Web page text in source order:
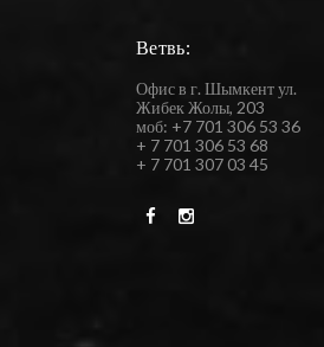
Ветвь:
Офис в г. Шымкент ул.
Жибек Жолы, 203
моб: +7 701 306 53 36
+ 7 701 306 53 68
+ 7 701 307 03 45